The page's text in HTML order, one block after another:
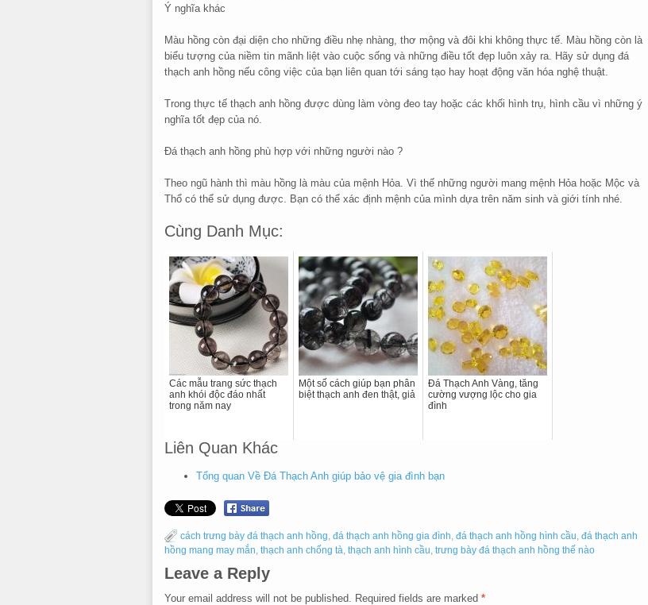
Ý nghĩa khác
Màu hồng còn đại diện cho những điều nhẹ nhàng, thơ mộng và đôi khi không thực tế. Màu hồng còn là
biểu tượng của niềm tin mãnh liệt vào cuộc sống và những điều tốt đẹp luôn xảy ra. Hãy sử dụng đá
thạch anh hồng nếu công việc của bạn liên quan tới sáng tạo hay hoạt động văn hóa nghệ thuật.
Trong thực tế thạch anh hồng được dùng làm vòng đeo tay hoặc các khối hình trụ, hình cầu vì những ý
nghĩa tốt đẹp của nó.
Đá thạch anh hồng phù hợp với những người nào ?
Theo ngũ hành thì màu hồng là màu của mệnh Hỏa. Vì thế những người mang mệnh Hỏa hoặc Mộc và
Thổ có thể sử dụng được. Bạn có thể xác định mệnh của mình dựa trên năm sinh và giới tính nhé.
Cùng Danh Mục:
Các mẫu trang sức thạch
anh khói độc đáo nhất
trong năm nay
Một số cách giúp bạn phân
biệt thạch anh đen thật, giả
Đá Thạch Anh Vàng, tăng
cường vượng lộc cho gia
đình
Liên Quan Khác
Tổng quan Về Đá Thạch Anh giúp bảo vệ gia đình bạn
cách trưng bày đá thạch anh hồng đá thạch anh hồng gia đình đá thạch anh hồng hình cầu đá thạch anh
hồng mang may mắn thạch anh chống tà thạch anh hình cầu trưng bày đá thạch anh hồng thế nào
Leave a Reply
Your email address will not be published. Required fields are marked *